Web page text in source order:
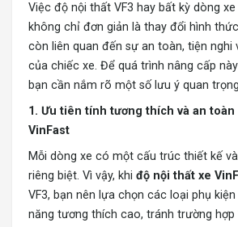
Việc độ nội thất VF3 hay bất kỳ dòng
không chỉ đơn giản là thay đổi hình
còn liên quan đến sự an toàn, tiện nghi
của chiếc xe. Để quá trình nâng cấp
bạn cần nắm rõ một số lưu ý quan
1. Ưu tiên tính tương thích và an
VinFast
Mỗi dòng xe có một cấu trúc thiết kế
riêng biệt. Vì vậy, khi độ nội thất xe
VF3, bạn nên lựa chọn các loại phụ
năng tương thích cao, tránh trường hợp